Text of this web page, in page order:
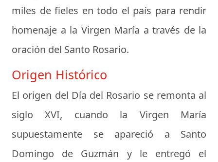
miles de fieles en todo el país para rendir
homenaje a la Virgen María a través de la
oración del Santo Rosario.
Origen Histórico
El origen del Día del Rosario se remonta al
siglo XVI, cuando la Virgen María
supuestamente se apareció a Santo
Domingo de Guzmán y le entregó el